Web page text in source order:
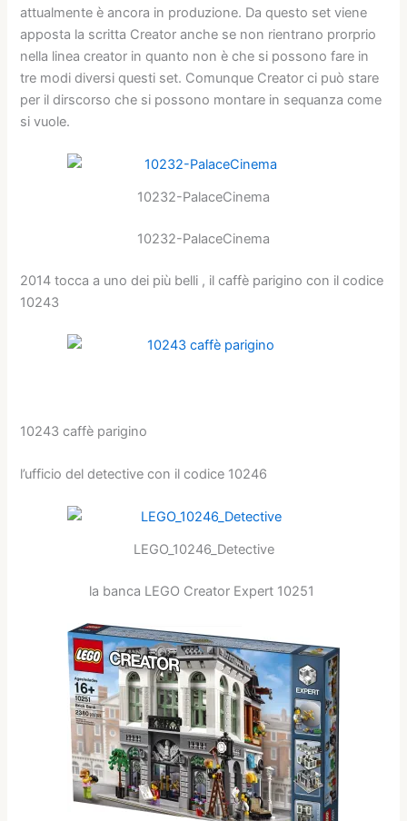
attualmente è ancora in produzione. Da questo set viene
apposta la scritta Creator anche se non rientrano prorprio
nella linea creator in quanto non è che si possono fare in
tre modi diversi questi set. Comunque Creator ci può stare
per il dirscorso che si possono montare in sequanza come
si vuole.
10232-PalaceCinema
10232-PalaceCinema
2014 tocca a uno dei più belli , il caffè parigino con il codice
10243
10243 caffè parigino
l’ufficio del detective con il codice 10246
LEGO_10246_Detective
la banca LEGO Creator Expert 10251